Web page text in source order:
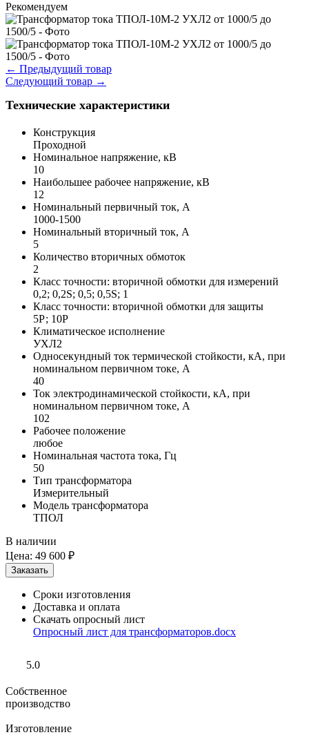
Рекомендуем
← Предыдущий товар
Следующий товар →
Технические характеристики
Конструкция
Проходной
Номинальное напряжение, кВ
10
Наибольшее рабочее напряжение, кВ
12
Номинальный первичный ток, А
1000-1500
Номинальный вторичный ток, А
5
Количество вторичных обмоток
2
Класс точности: вторичной обмотки для измерений
0,2; 0,2S; 0,5; 0,5S; 1
Класс точности: вторичной обмотки для защиты
5Р; 10Р
Климатическое исполнение
УХЛ2
Односекундный ток термической стойкости, кА, при
номинальном первичном токе, А
40
Ток электродинамической стойкости, кА, при
номинальном первичном токе, А
102
Рабочее положение
любое
Номинальная частота тока, Гц
50
Тип трансформатора
Измерительный
Модель трансформатора
ТПОЛ
В наличии
Цена: 49 600 ₽
Сроки изготовления
Доставка и оплата
Скачать опросный лист
Опросный лист для трансформаторов.docx
5.0
Собственное
производство
Изготовление